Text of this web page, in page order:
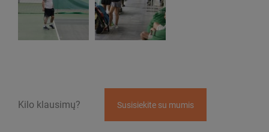
Kilo klausimų? Susisiekite su mumis